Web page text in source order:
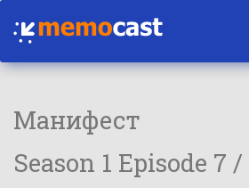
Манифест
Season 1 Episode 7